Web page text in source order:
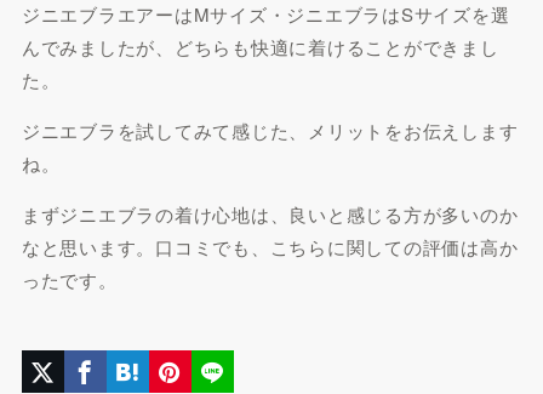
ジニエブラエアーはMサイズ・ジニエブラはSサイズを選
んでみましたが、どちらも快適に着けることができまし
た。
ジニエブラを試してみて感じた、メリットをお伝えします
ね。
まずジニエブラの着け心地は、良いと感じる方が多いのか
なと思います。口コミでも、こちらに関しての評価は高か
ったです。